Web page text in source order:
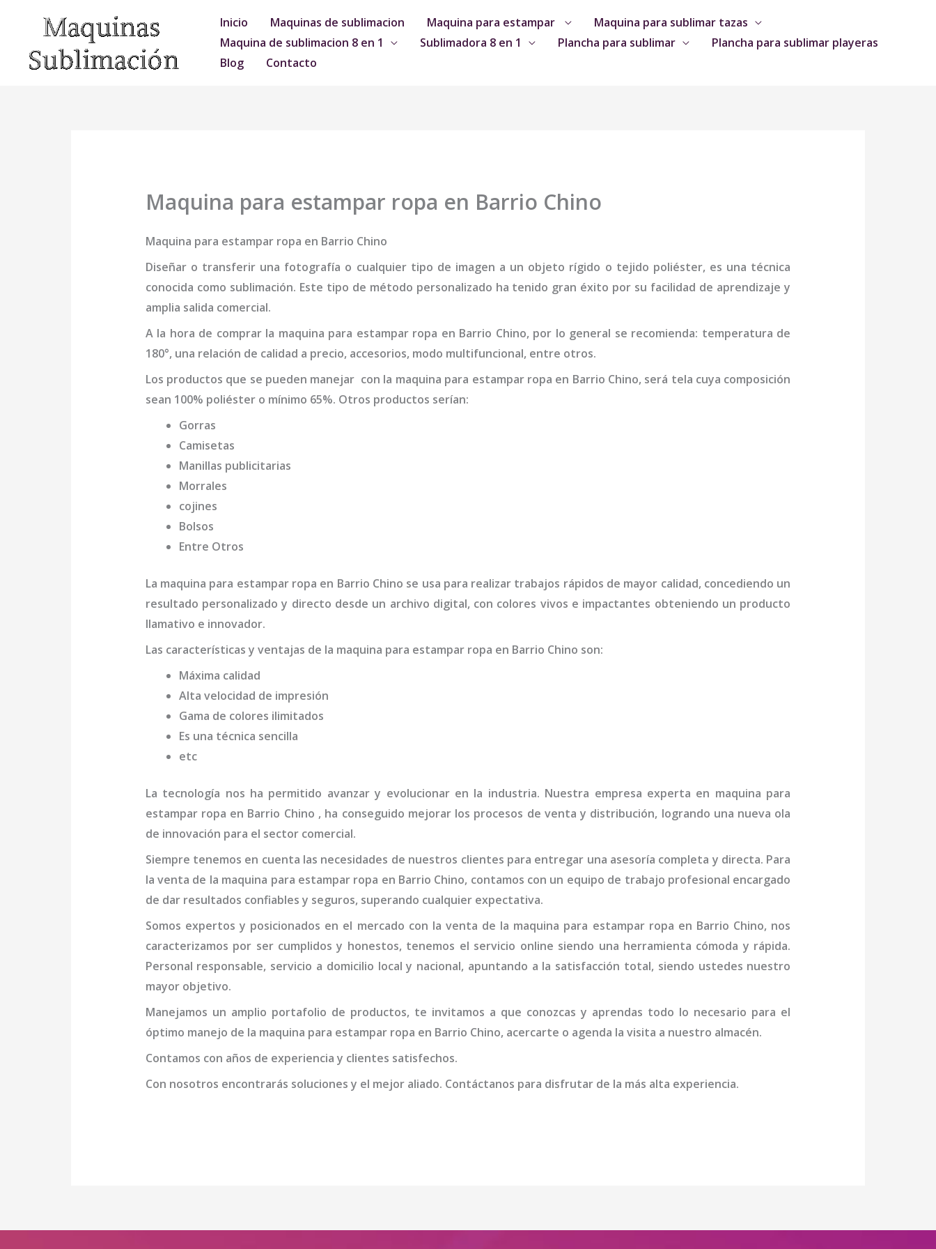
contenido
Inicio Maquinas de sublimacion Maquina para estampar
Maquina para sublimar tazas
Maquina de sublimacion 8 en 1
Sublimadora 8 en 1 Plancha para sublimar
Plancha para sublimar playeras
Blog
Contacto
Maquina para estampar ropa en Barrio Chino
Maquina para estampar ropa en Barrio Chino
Diseñar o transferir una fotografía o cualquier tipo de imagen a un objeto rígido o tejido poliéster, es una técnica
conocida como sublimación. Este tipo de método personalizado ha tenido gran éxito por su facilidad de aprendizaje y
amplia salida comercial.
A la hora de comprar la maquina para estampar ropa en Barrio Chino, por lo general se recomienda: temperatura de
180°, una relación de calidad a precio, accesorios, modo multifuncional, entre otros.
Los productos que se pueden manejar con la maquina para estampar ropa en Barrio Chino, será tela cuya composición
sean 100% poliéster o mínimo 65%. Otros productos serían:
Gorras
Camisetas
Manillas publicitarias
Morrales
cojines
Bolsos
Entre Otros
La maquina para estampar ropa en Barrio Chino se usa para realizar trabajos rápidos de mayor calidad, concediendo un
resultado personalizado y directo desde un archivo digital, con colores vivos e impactantes obteniendo un producto
llamativo e innovador.
Las características y ventajas de la maquina para estampar ropa en Barrio Chino son:
Máxima calidad
Alta velocidad de impresión
Gama de colores ilimitados
Es una técnica sencilla
etc
La tecnología nos ha permitido avanzar y evolucionar en la industria. Nuestra empresa experta en maquina para
estampar ropa en Barrio Chino , ha conseguido mejorar los procesos de venta y distribución, logrando una nueva ola
de innovación para el sector comercial.
Siempre tenemos en cuenta las necesidades de nuestros clientes para entregar una asesoría completa y directa. Para
la venta de la maquina para estampar ropa en Barrio Chino, contamos con un equipo de trabajo profesional encargado
de dar resultados confiables y seguros, superando cualquier expectativa.
Somos expertos y posicionados en el mercado con la venta de la maquina para estampar ropa en Barrio Chino, nos
caracterizamos por ser cumplidos y honestos, tenemos el servicio online siendo una herramienta cómoda y rápida.
Personal responsable, servicio a domicilio local y nacional, apuntando a la satisfacción total, siendo ustedes nuestro
mayor objetivo.
Manejamos un amplio portafolio de productos, te invitamos a que conozcas y aprendas todo lo necesario para el
óptimo manejo de la maquina para estampar ropa en Barrio Chino, acercarte o agenda la visita a nuestro almacén.
Contamos con años de experiencia y clientes satisfechos.
Con nosotros encontrarás soluciones y el mejor aliado. Contáctanos para disfrutar de la más alta experiencia.